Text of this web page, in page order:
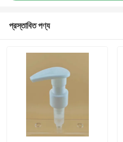
প্রস্তাবিত পণ্য